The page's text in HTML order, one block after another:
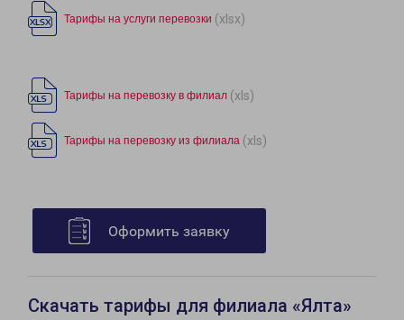
Тарифы на услуги перевозки (xlsx)
Тарифы на перевозку в филиал (xls)
Тарифы на перевозку из филиала (xls)
Оформить заявку
Скачать тарифы для филиала «Ялта»